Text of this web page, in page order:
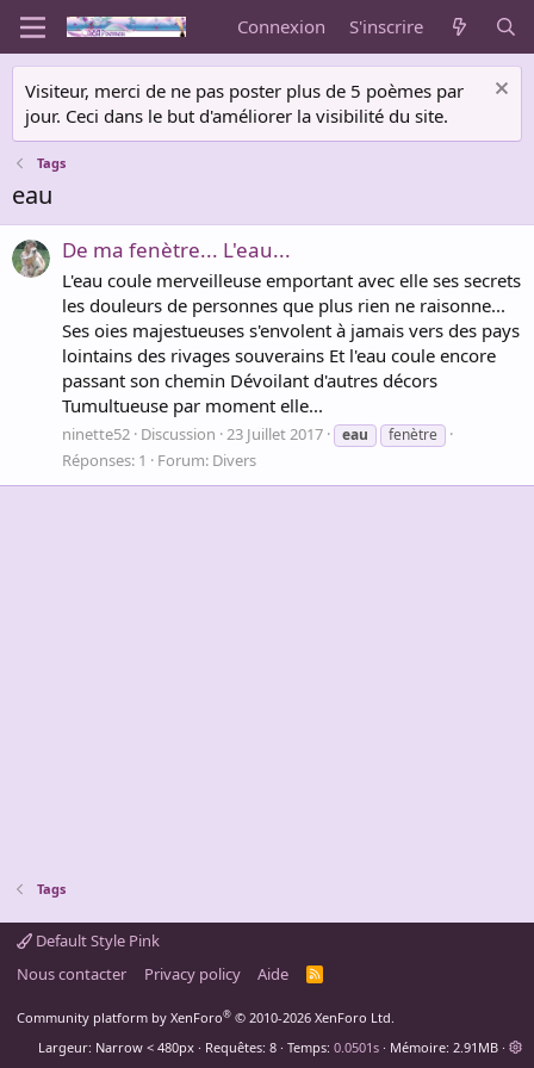
Connexion S'inscrire
Visiteur, merci de ne pas poster plus de 5 poèmes par
jour. Ceci dans le but d'améliorer la visibilité du site.
Tags
eau
De ma fenètre... L'eau...
L'eau coule merveilleuse emportant avec elle ses secrets
les douleurs de personnes que plus rien ne raisonne...
Ses oies majestueuses s'envolent à jamais vers des pays
lointains des rivages souverains Et l'eau coule encore
passant son chemin Dévoilant d'autres décors
Tumultueuse par moment elle...
ninette52 Discussion 23 Juillet 2017 eau fenètre
Réponses: 1 Forum: Divers
Tags
Default Style Pink
Nous contacter
Privacy policy Aide
R
Community platform by XenForo® © 2010-2026 XenForo Ltd.
Largeur
Requêtes 8 Temps 0.0501s Mémoire 2.91MB